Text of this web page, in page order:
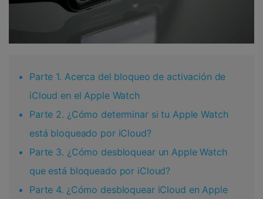
Parte 1. Acerca del bloqueo de activación de
iCloud en el Apple Watch
Parte 2. ¿Cómo determinar si tu Apple Watch
está bloqueado por iCloud?
Parte 3. ¿Cómo desbloquear un Apple Watch
que está bloqueado por iCloud?
Parte 4. ¿Cómo desbloquear iCloud en Apple